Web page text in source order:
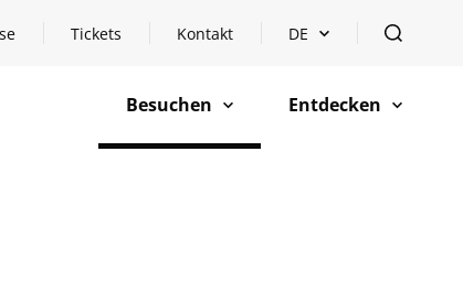
Tickets Kontakt Sprachauswahl öffnen
DE öffnen
Besuchen
öffnen Entdecken
öffnen